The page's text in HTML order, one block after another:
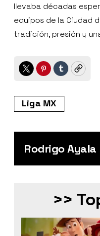
llevaba décadas
equipos de la Ciudad
tradición, presión y
TwitterPinterest
TumblrCopy
Liga MX
Rodrigo Ayala
>>